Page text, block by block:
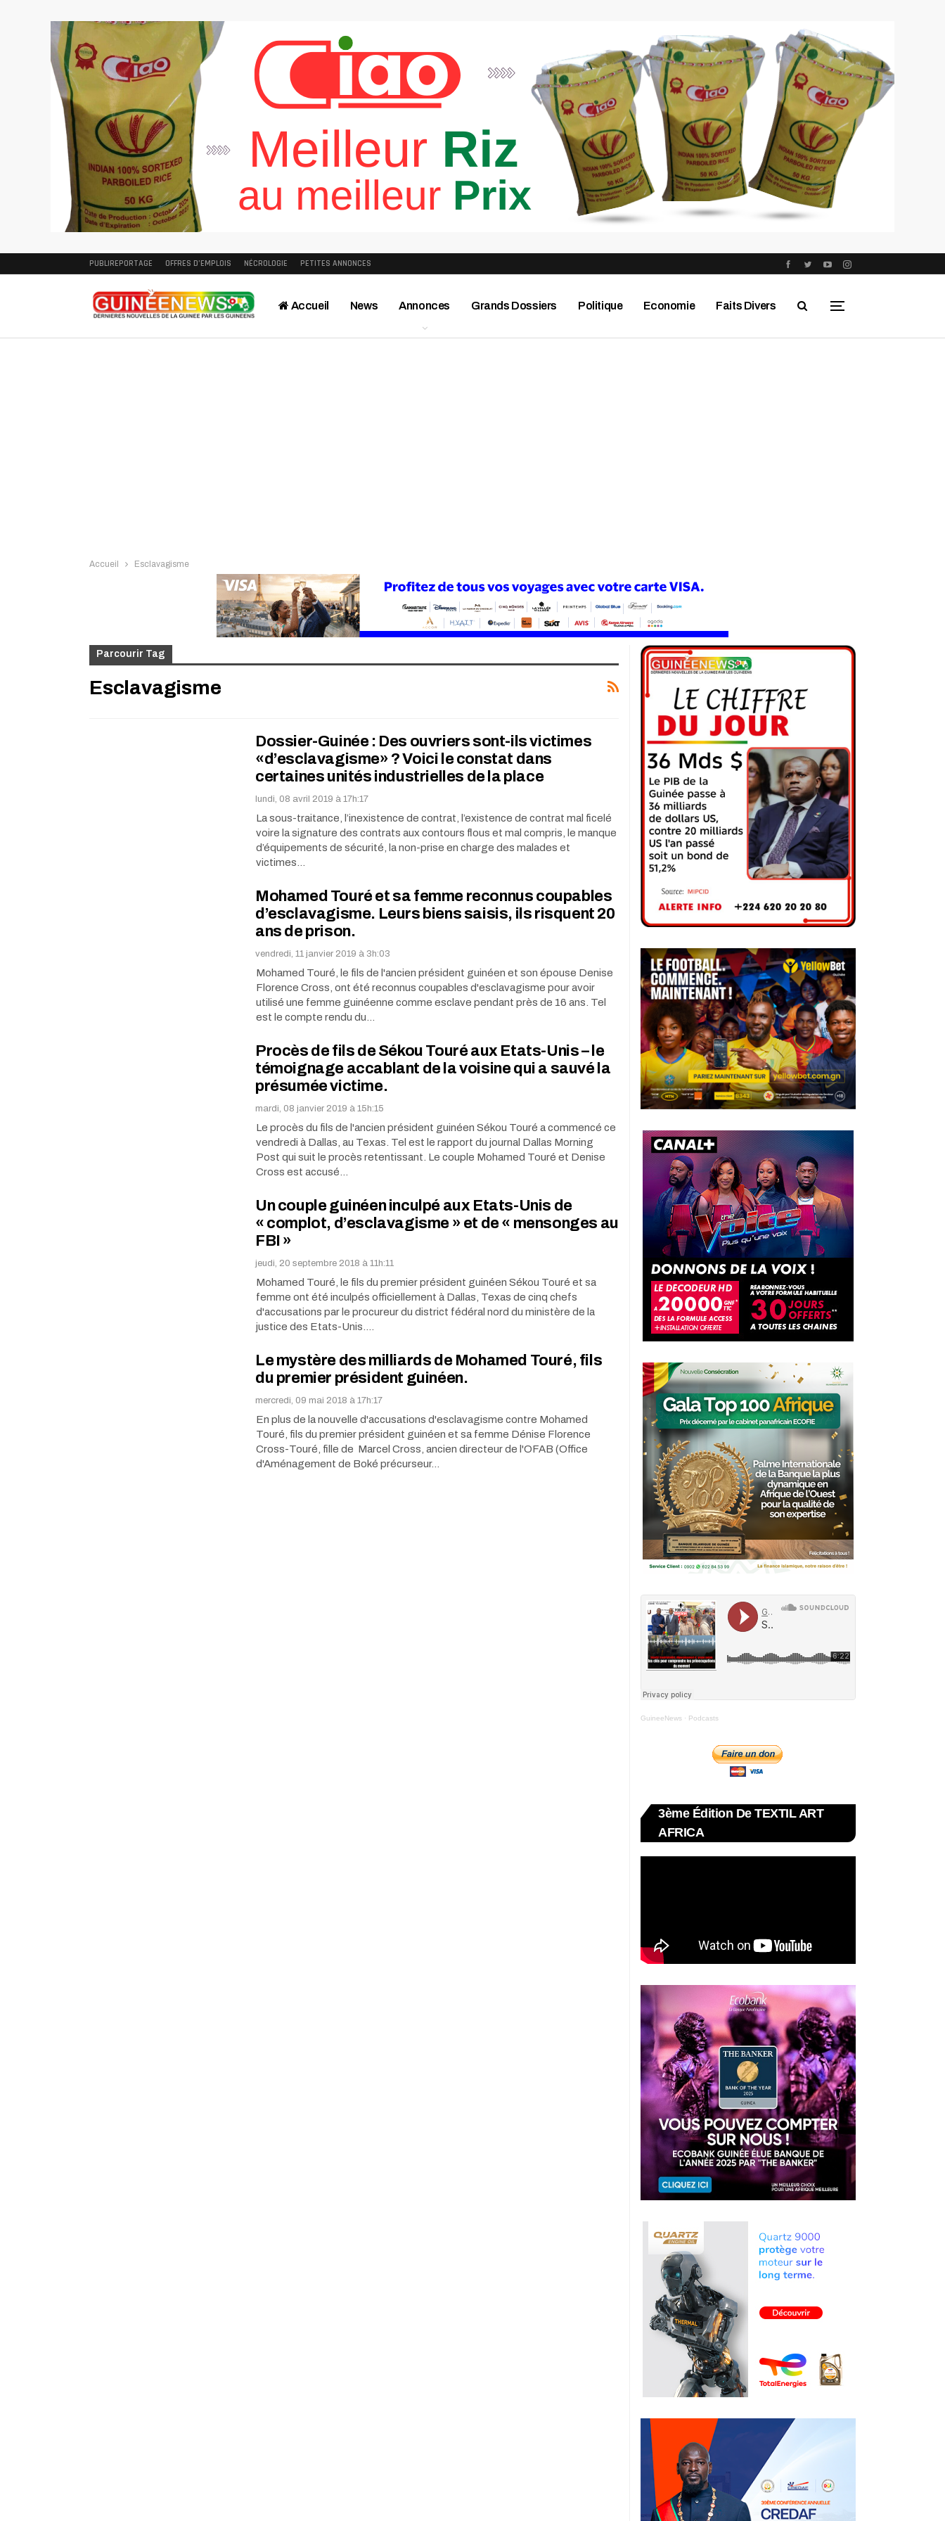
PUBLIREPORTAGE OFFRES D’EMPLOIS NÉCROLOGIE PETITES ANNONCES
Accueil News Annonces Grands Dossiers Politique Economie Faits Divers
Accueil Esclavagisme
Parcourir Tag
Esclavagisme
Dossier-Guinée : Des ouvriers sont-ils victimes
«d’esclavagisme» ? Voici le constat dans
certaines unités industrielles de la place
lundi, 08 avril 2019 à 17h:17
La sous-traitance, l’inexistence de contrat, l’existence de contrat mal ficelé
voire la signature des contrats aux contours flous et mal compris, le manque
d’équipements de sécurité, la non-prise en charge des malades et
victimes…
Mohamed Touré et sa femme reconnus coupables
d’esclavagisme. Leurs biens saisis, ils risquent 20
ans de prison.
vendredi, 11 janvier 2019 à 3h:03
Mohamed Touré, le fils de l'ancien président guinéen et son épouse Denise
Florence Cross, ont été reconnus coupables d'esclavagisme pour avoir
utilisé une femme guinéenne comme esclave pendant près de 16 ans. Tel
est le compte rendu du…
Procès de fils de Sékou Touré aux Etats-Unis – le
témoignage accablant de la voisine qui a sauvé la
présumée victime.
mardi, 08 janvier 2019 à 15h:15
Le procès du fils de l'ancien président guinéen Sékou Touré a commencé ce
vendredi à Dallas, au Texas. Tel est le rapport du journal Dallas Morning
Post qui suit le procès retentissant. Le couple Mohamed Touré et Denise
Cross est accusé…
Un couple guinéen inculpé aux Etats-Unis de
« complot, d’esclavagisme » et de « mensonges au
FBI »
jeudi, 20 septembre 2018 à 11h:11
Mohamed Touré, le fils du premier président guinéen Sékou Touré et sa
femme ont été inculpés officiellement à Dallas, Texas de cinq chefs
d'accusations par le procureur du district fédéral nord du ministère de la
justice des Etats-Unis.…
Le mystère des milliards de Mohamed Touré, fils
du premier président guinéen.
mercredi, 09 mai 2018 à 17h:17
En plus de la nouvelle d'accusations d'esclavagisme contre Mohamed
Touré, fils du premier président guinéen et sa femme Dénise Florence
Cross-Touré, fille de Marcel Cross, ancien directeur de l'OFAB (Office
d'Aménagement de Boké précurseur…
GuineeNews · Podcasts
3ème Édition De TEXTIL ART
AFRICA